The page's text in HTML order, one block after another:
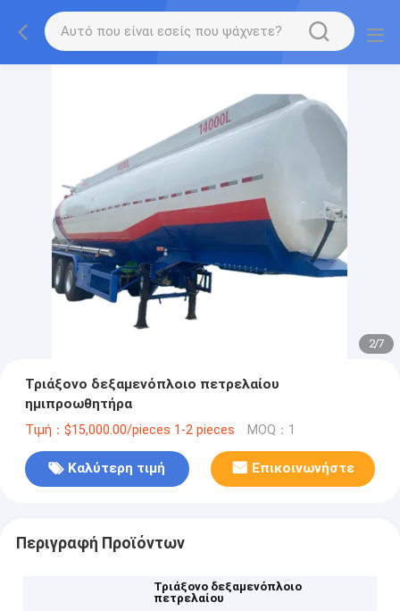
2/7
Τριάξονο δεξαμενόπλοιο πετρελαίου
ημιπροωθητήρα
Τιμή：$15,000.00/pieces 1-2 pieces MOQ：1
Καλύτερη τιμή Επικοινωνήστε
Περιγραφή Προϊόντων
Τριάξονο δεξαμενόπλοιο
πετρελαίου